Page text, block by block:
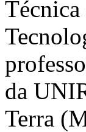
da
Terra